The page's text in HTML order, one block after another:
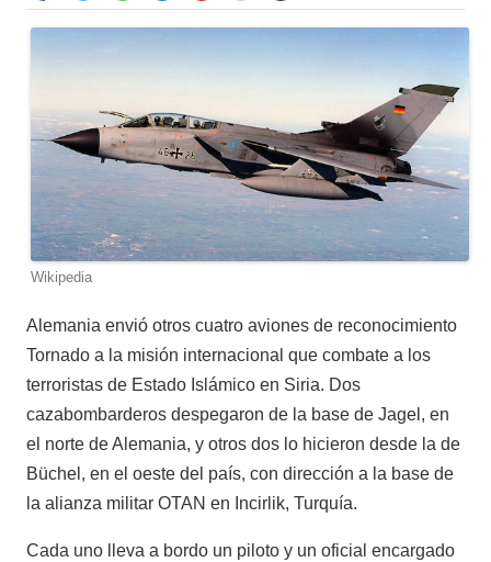
Wikipedia
Alemania envió otros cuatro aviones de reconocimiento
Tornado a la misión internacional que combate a los
terroristas de Estado Islámico en Siria. Dos
cazabombarderos despegaron de la base de Jagel, en
el norte de Alemania, y otros dos lo hicieron desde la de
Büchel, en el oeste del país, con dirección a la base de
la alianza militar OTAN en Incirlik, Turquía.
Cada uno lleva a bordo un piloto y un oficial encargado